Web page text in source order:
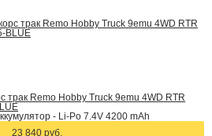
трак Remo Hobby Truck 9emu 4WD RTR
- Li-Po 7.4V 4200 mAh
23 840 руб.